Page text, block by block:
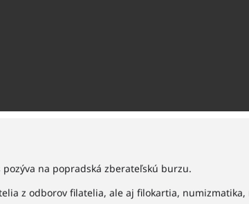
na popradská zberateľskú burzu.
z odborov filatelia, ale aj filokartia,